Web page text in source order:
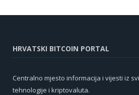
HRVATSKI BITCOIN PORTAL
Centralno mjesto informacija i vijesti iz
tehnologije i kriptovaluta.